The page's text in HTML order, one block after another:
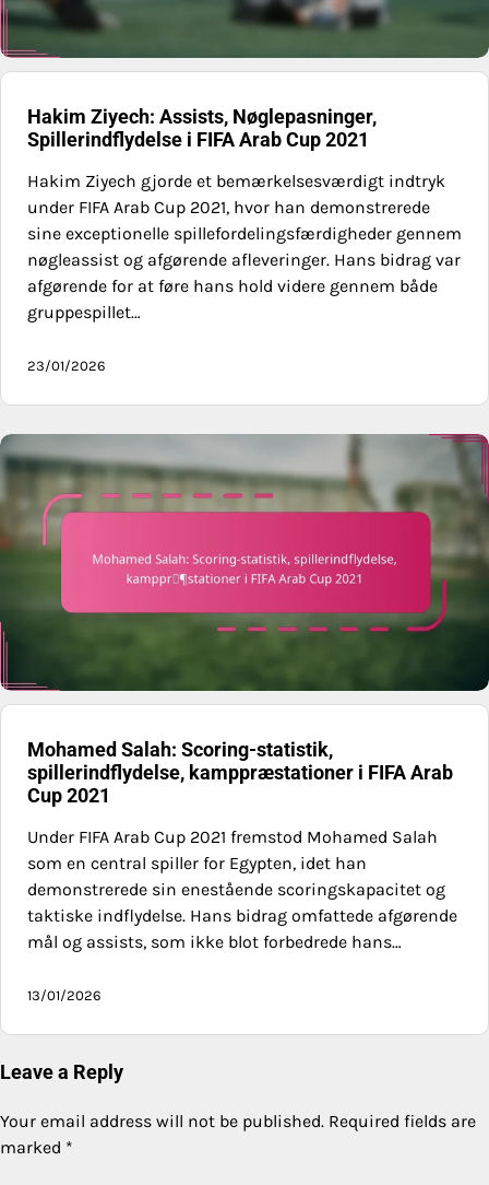
Hakim Ziyech: Assists, Nøglepasninger,
Spillerindflydelse i FIFA Arab Cup 2021
Hakim Ziyech gjorde et bemærkelsesværdigt indtryk
under FIFA Arab Cup 2021, hvor han demonstrerede
sine exceptionelle spillefordelingsfærdigheder gennem
nøgleassist og afgørende afleveringer. Hans bidrag var
afgørende for at føre hans hold videre gennem både
gruppespillet…
23/01/2026
Mohamed Salah: Scoring-statistik,
spillerindflydelse, kamppræstationer i FIFA Arab
Cup 2021
Under FIFA Arab Cup 2021 fremstod Mohamed Salah
som en central spiller for Egypten, idet han
demonstrerede sin enestående scoringskapacitet og
taktiske indflydelse. Hans bidrag omfattede afgørende
mål og assists, som ikke blot forbedrede hans…
13/01/2026
Leave a Reply
Your email address will not be published. Required fields are
marked *